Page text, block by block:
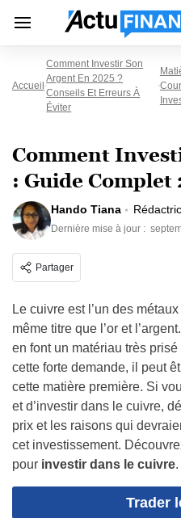
Accueil
Comment Investir Son
Argent En 2025 ?
Conseils Et Erreurs À
Éviter
Comment
: Guide Complet
Hando Tiana
Dernière mise à jour :
Partager
Le cuivre est l’un des
même titre que l’or et
en font un matériau très
cette forte demande, il peut
cette matière première. Si
et d’investir dans le cuivre,
prix et les raisons qui
cet investissement.
pour investir dans le cuivre.
Trader